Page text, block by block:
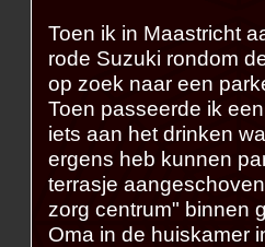
Toen ik in Maastricht
rode Suzuki rondom
op zoek naar een
Toen passeerde ik
iets aan het drinken
ergens heb kunnen
terrasje
zorg centrum" binnen
Oma in de huiskamer